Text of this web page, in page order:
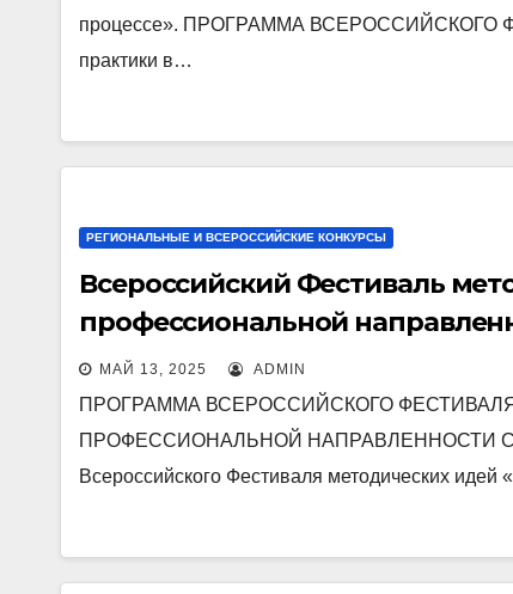
процессе». ПРОГРАММА ВСЕРОССИЙСКОГО
практики в…
РЕГИОНАЛЬНЫЕ И ВСЕРОССИЙСКИЕ КОНКУРСЫ
Всероссийский Фестиваль
профессиональной
2025
МАЙ 13, 2025 ADMIN
ПРОГРАММА ВСЕРОССИЙСКОГО
ПРОФЕССИОНАЛЬНОЙ НАПРАВЛЕННОСТИ
Всероссийского Фестиваля методических